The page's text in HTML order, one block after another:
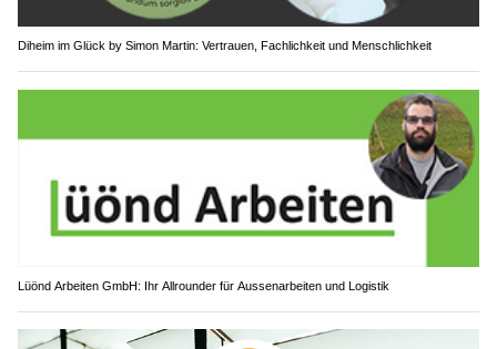
Diheim im Glück by Simon Martin: Vertrauen, Fachlichkeit und Menschlichkeit
Lüönd Arbeiten GmbH: Ihr Allrounder für Aussenarbeiten und Logistik